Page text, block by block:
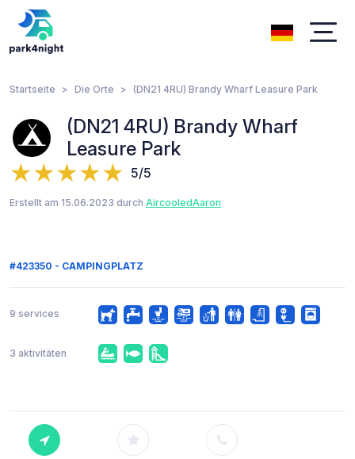
Startseite Die Orte (DN21 4RU) Brandy Wharf Leasure Park
(DN21 4RU) Brandy Wharf
Leasure Park
5/5
Erstellt am 15.06.2023 durch AircooledAaron
#423350 - CAMPINGPLATZ
9 services
3 aktivitäten